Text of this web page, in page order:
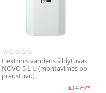
Elektrinis vandens šildytuvas
NOVO 5 L U (montavimas po
praustuvu)
€117.25